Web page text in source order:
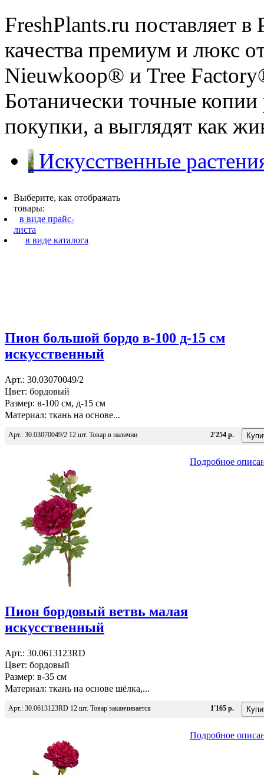
FreshPlants.ru поставляет
качества премиум и люкс
Nieuwkoop® и Tree
Ботанически точные
покупки, а выглядят как
Искусственные
Выберите, как отображать
товары:
в виде прайс-
листа
в виде каталога
Пион большой бордо в-100 д-15 см
искусственный
Арт.: 30.03070049/2
Цвет: бордовый
Размер: в-100 см, д-15 см
Материал: ткань на основе...
Арт.: 30.03070049/2 12 шт. Товар в наличии 2'254 р.
Подробное
Пион бордовый ветвь малая
искусственный
Арт.: 30.0613123RD
Цвет: бордовый
Размер: в-35 см
Материал: ткань на основе шёлка,...
Арт.: 30.0613123RD 12 шт. Товар заканчивается 1'165 р.
Подробное